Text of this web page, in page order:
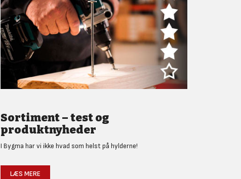
Sortiment – test og
produktnyheder
I Bygma har vi ikke hvad som helst på hylderne!
LÆS MERE